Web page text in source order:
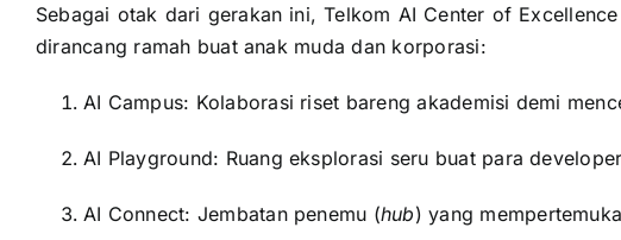
Sebagai otak dari gerakan ini, Telkom AI Center of
dirancang ramah buat anak muda dan korporasi:
AI Campus: Kolaborasi riset bareng akademisi demi
AI Playground: Ruang eksplorasi seru buat para
AI Connect: Jembatan penemu (hub) yang